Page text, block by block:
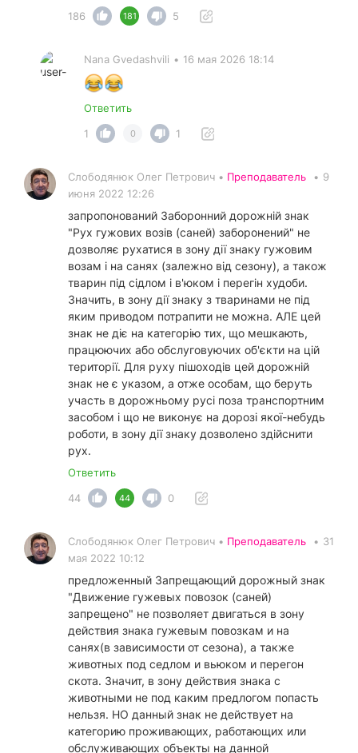
186
181 5
Nana Gvedashvili • 16 мая 2026 18:14
Ответить
1
0 1
Слободянюк Олег Петрович • Преподаватель • 9
июня 2022 12:26
запропонований Заборонний дорожній знак
"Рух гужових возів (саней) заборонений" не
дозволяє рухатися в зону дії знаку гужовим
возам і на санях (залежно від сезону), а також
тварин під сідлом і в'юком і перегін худоби.
Значить, в зону дії знаку з тваринами не під
яким приводом потрапити не можна. АЛЕ цей
знак не діє на категорію тих, що мешкають,
працюючих або обслуговуючих об'єкти на цій
території. Для руху пішоходів цей дорожній
знак не є указом, а отже особам, що беруть
участь в дорожньому русі поза транспортним
засобом і що не виконує на дорозі якої-небудь
роботи, в зону дії знаку дозволено здійснити
рух.
Ответить
44
44 0
Слободянюк Олег Петрович • Преподаватель • 31
мая 2022 10:12
предложенный Запрещающий дорожный знак
"Движение гужевых повозок (саней)
запрещено" не позволяет двигаться в зону
действия знака гужевым повозкам и на
санях(в зависимости от сезона), а также
животных под седлом и вьюком и перегон
скота. Значит, в зону действия знака с
животными не под каким предлогом попасть
нельзя. НО данный знак не действует на
категорию проживающих, работающих или
обслуживающих объекты на данной